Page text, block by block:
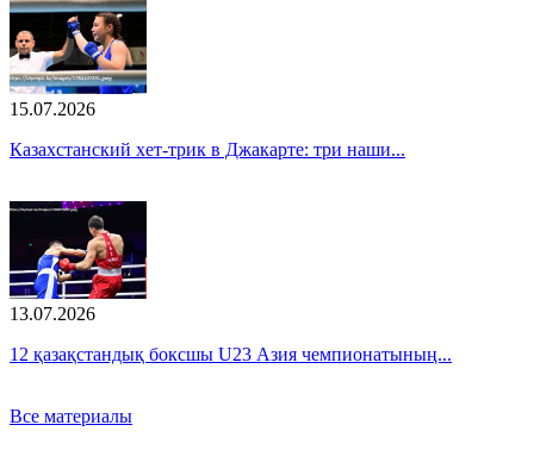
15.07.2026
Казахстанский хет-трик в Джакарте: три наши...
13.07.2026
12 қазақстандық боксшы U23 Азия чемпионатының...
Все материалы